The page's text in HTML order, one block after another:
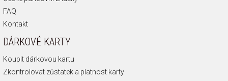
FAQ
Kontakt
DÁRKOVÉ KARTY
Koupit dárkovou kartu
Zkontrolovat zůstatek a platnost karty